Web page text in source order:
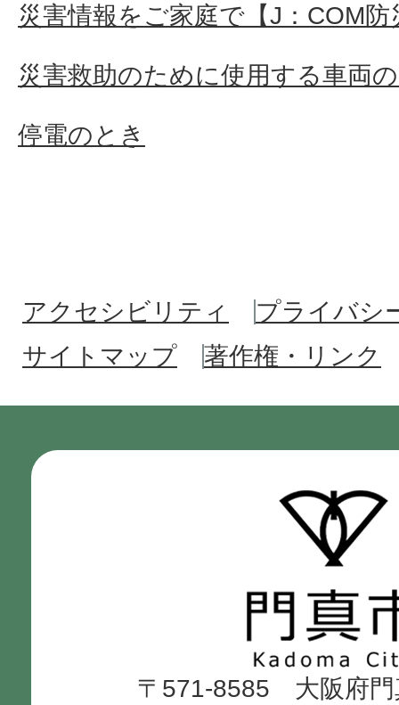
災害情報をご家庭で【J：COM
災害救助のために使用する車両
停電のとき
アクセシビリティ
プライバシ
サイトマップ
著作権・リンク
市
Kadoma
City
〒571-8585 大阪府門